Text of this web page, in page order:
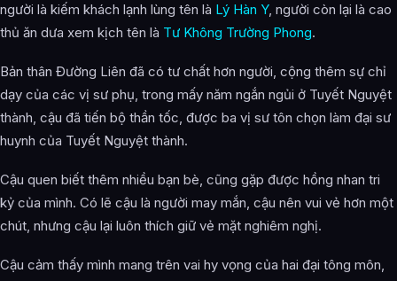
người là kiếm khách lạnh lùng tên là Lý Hàn Y, người còn lại là cao
thủ ăn dưa xem kịch tên là Tư Không Trường Phong.
Bản thân Đường Liên đã có tư chất hơn người, cộng thêm sự chỉ
dạy của các vị sư phụ, trong mấy năm ngắn ngủi ở Tuyết Nguyệt
thành, cậu đã tiến bộ thần tốc, được ba vị sư tôn chọn làm đại sư
huynh của Tuyết Nguyệt thành.
Cậu quen biết thêm nhiều bạn bè, cũng gặp được hồng nhan tri
kỷ của mình. Có lẽ cậu là người may mắn, cậu nên vui vẻ hơn một
chút, nhưng cậu lại luôn thích giữ vẻ mặt nghiêm nghị.
Cậu cảm thấy mình mang trên vai hy vọng của hai đại tông môn,